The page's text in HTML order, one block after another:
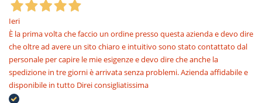
Ieri
È la prima volta che faccio un ordine presso questa azienda e devo dire
che oltre ad avere un sito chiaro e intuitivo sono stato contattato dal
personale per capire le mie esigenze e devo dire che anche la
spedizione in tre giorni è arrivata senza problemi. Azienda affidabile e
disponibile in tutto Direi consigliatissima